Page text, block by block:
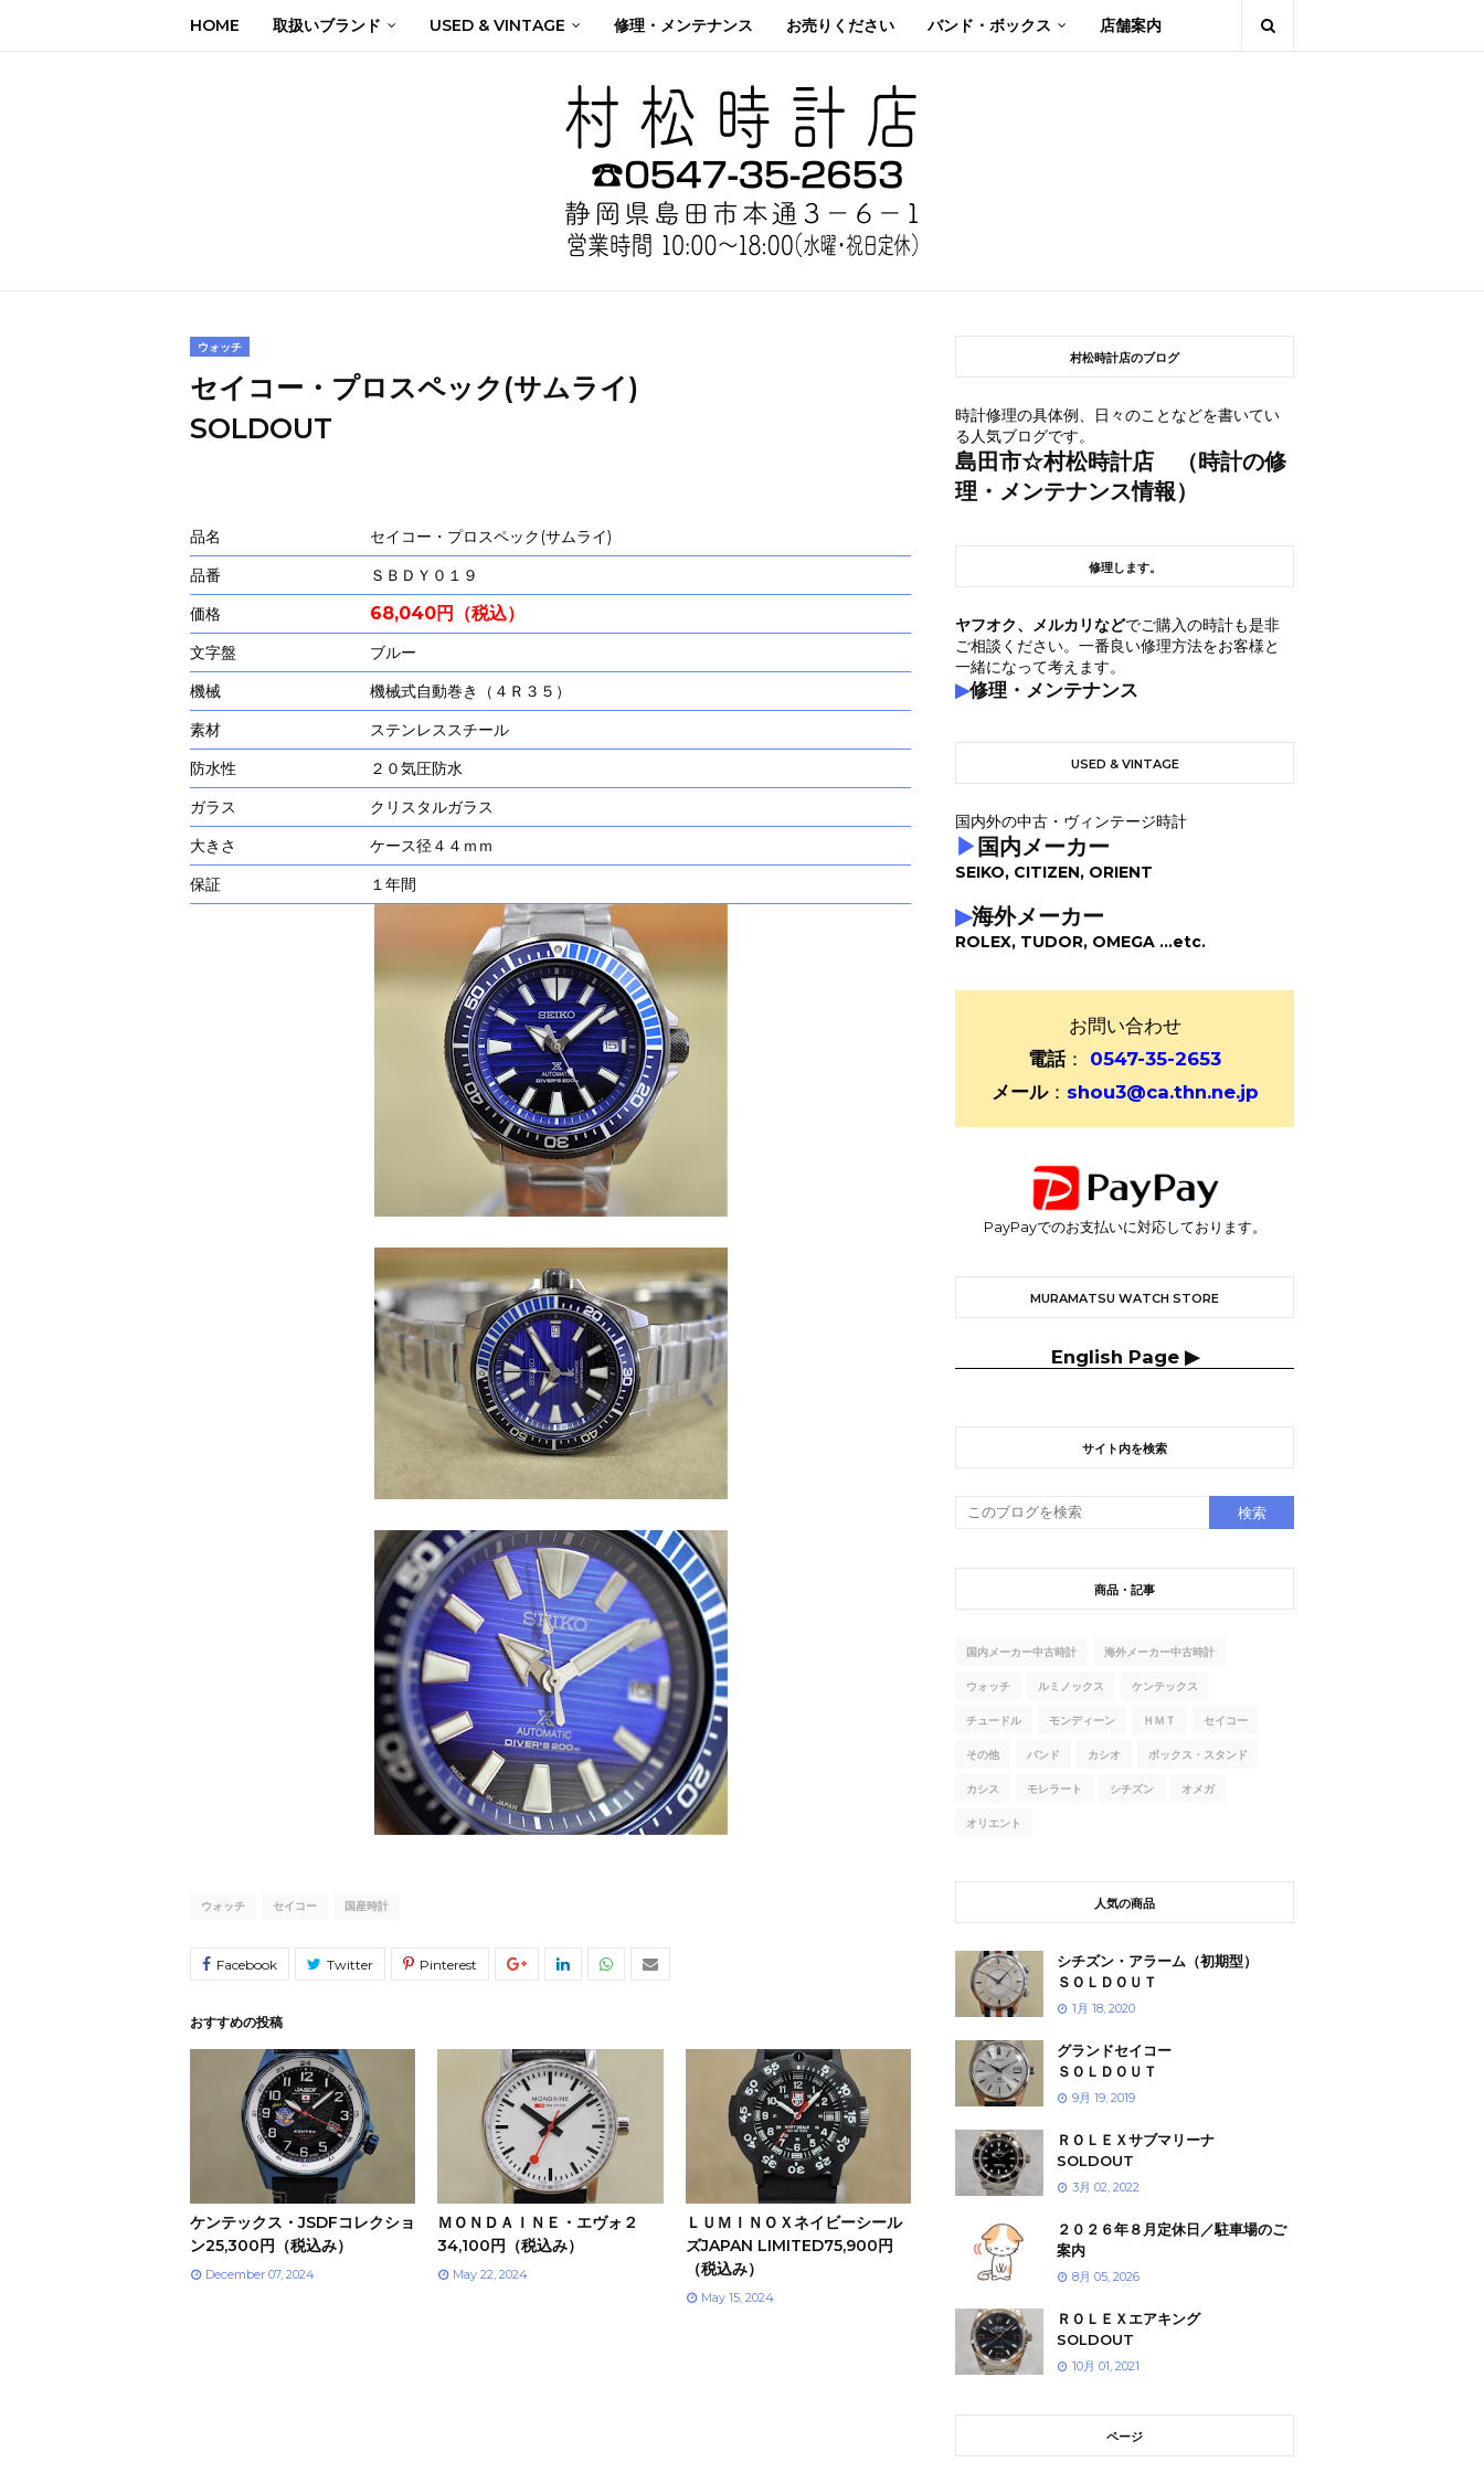
HOME 取扱いブランド USED & VINTAGE 修理・メンテナンス お売りください バンド・ボックス 店舗案内
ウォッチ
セイコー・プロスペック(サムライ)
SOLDOUT
品名
セイコー・プロスペック(サムライ)
品番
ＳＢＤＹ０１９
価格
68,040円（税込）
文字盤
ブルー
機械
機械式自動巻き（４Ｒ３５）
素材
ステンレススチール
防水性
２０気圧防水
ガラス
クリスタルガラス
大きさ
ケース径４４ｍｍ
保証
１年間
ウォッチ セイコー 国産時計
おすすめの投稿
ケンテックス・JSDFコレクショ
ン25,300円（税込み）
December 07, 2024
ＭＯＮＤＡＩＮＥ・エヴォ２
34,100円（税込み）
May 22, 2024
ＬＵＭＩＮＯＸネイビーシール
ズJAPAN LIMITED75,900円
（税込み）
May 15, 2024
村松時計店のブログ
時計修理の具体例、日々のことなどを書いてい
る人気ブログです。
島田市☆村松時計店 （時計の修
理・メンテナンス情報）
修理します。
ヤフオク、メルカリなどでご購入の時計も是非
ご相談ください。一番良い修理方法をお客様と
一緒になって考えます。
▶修理・メンテナンス
USED & VINTAGE
国内外の中古・ヴィンテージ時計
▶ 国内メーカー
SEIKO, CITIZEN, ORIENT
▶海外メーカー
ROLEX, TUDOR, OMEGA ...etc.
お問い合わせ
電話：
0547-35-2653
メール： shou3@ca.thn.ne.jp
PayPayでのお支払いに対応しております。
MURAMATSU WATCH STORE
English Page ▶
サイト内を検索
商品・記事
国内メーカー中古時計 海外メーカー中古時計
ウォッチ ルミノックス ケンテックス
チュードル モンディーン ＨＭＴ セイコー
その他 バンド カシオ ボックス・スタンド
カシス モレラート シチズン オメガ
オリエント
人気の商品
シチズン・アラーム（初期型）
ＳＯＬＤＯＵＴ
1月 18, 2020
グランドセイコー
ＳＯＬＤＯＵＴ
9月 19, 2019
ＲＯＬＥＸサブマリーナ
SOLDOUT
3月 02, 2022
２０２６年８月定休日／駐車場のご
案内
8月 05, 2026
ＲＯＬＥＸエアキング
SOLDOUT
10月 01, 2021
ページ